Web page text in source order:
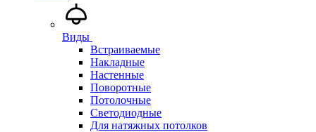
Виды
Встраиваемые
Накладные
Настенные
Поворотные
Потолочные
Светодиодные
Для натяжных потолков